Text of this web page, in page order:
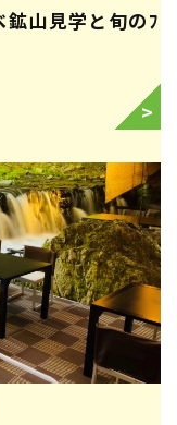
山見学と旬のﾌ
>